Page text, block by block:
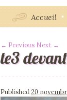
Accueil
Image navigation
← Previous Next →
te3
Published20